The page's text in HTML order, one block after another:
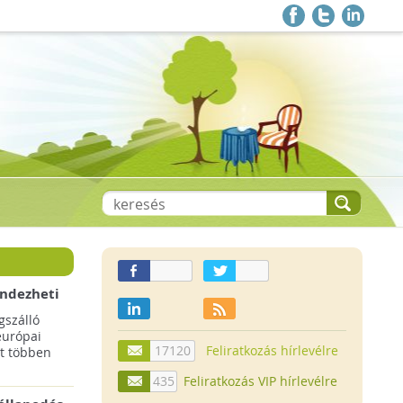
többen
17120
Feliratkozás hírlevélre
435
Feliratkozás VIP hírlevélre